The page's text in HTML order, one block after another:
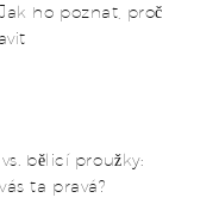
ho poznat, proč
bělicí proužky:
ta pravá?